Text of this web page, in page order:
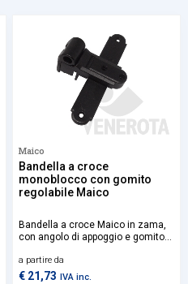
Maico
Bandella a croce
monoblocco con gomito
regolabile Maico
Bandella a croce Maico in zama,
con angolo di appoggio e gomito
l’installazione su sistemi
monoblocco.
a partire da
€ 21,73 IVA inc.